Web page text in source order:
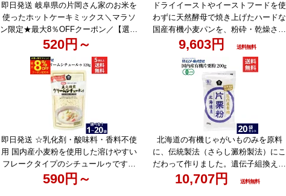
即日発送 岐阜県の片岡さん家のお米を
使ったホットケーキミックス＼マラソ
ン限定★最大8％OFFクーポン／【選べ
る袋数】お米のホットケーキミックス
200g 1～20袋 セット 3袋 から 送料無
料 グルテンフリー 無添加 米粉 乳酸菌
入り アルミフリー セット 小麦粉不使
用 お米 パンケーキ 国産米使用 岐阜県
産 重曹 ドーナツ 手作り ギフト
520円～
ドライイーストやイーストフードを使
わずに天然酵母で焼き上げたハードな
国産有機小麦パンを、粉砕・乾燥させ
て作ります。＼マラソン限定★最大8％
OFFクーポン／ムソー 国産 有機小麦
天然酵母パン粉 150g × 20袋 セット 送
料無料 小麦粉 パン粉 パン 有機 ギフト
9,603円 送料無料
即日発送 ☆乳化剤・酸味料・香料不使
用 国内産小麦粉を使用した溶けやすい
フレークタイプのシチュールゥです。
＼マラソン限定★最大8％OFFクーポン
／【選べる袋数】ムソー 直火焙煎クリ
590円～
北海道の有機じゃがいものみを原料
に、伝統製法（さらし澱粉製法）にこ
だわって作りました。遺伝子組換え原
料は一切使用しておりません。＼マラ
ソン限定★最大8％OFFクーポン／ムソ
10,707円 送料無料